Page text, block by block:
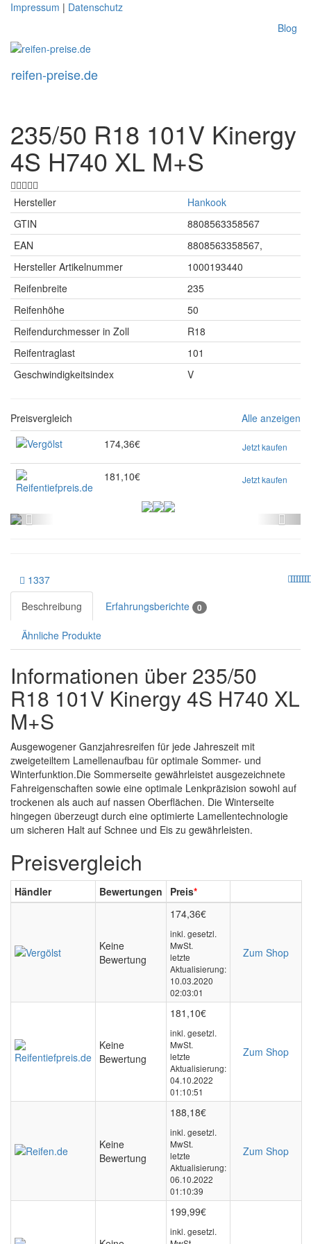
Skip
content
Impressum | Datenschutz
Blog
reifen-preise.de
235/50 R18 101V Kinergy
4S H740 XL M+S
Hersteller
Hankook
GTIN
8808563358567
EAN
8808563358567,
Hersteller Artikelnummer
1000193440
Reifenbreite
235
Reifenhöhe
50
Reifendurchmesser in Zoll
R18
Reifentraglast
101
Geschwindigkeitsindex
V
Alle anzeigen
Preisvergleich
174,36€
Jetzt kaufen
181,10€ Jetzt kaufen
1337
Beschreibung
Erfahrungsberichte 0
Ähnliche Produkte
Informationen über 235/50
R18 101V Kinergy 4S H740 XL
M+S
Ausgewogener Ganzjahresreifen für jede Jahreszeit mit
zweigeteiltem Lamellenaufbau für optimale Sommer- und
Winterfunktion.Die Sommerseite gewährleistet ausgezeichnete
Fahreigenschaften sowie eine optimale Lenkpräzision sowohl auf
trockenen als auch auf nassen Oberflächen. Die Winterseite
hingegen überzeugt durch eine optimierte Lamellentechnologie
um sicheren Halt auf Schnee und Eis zu gewährleisten.
Preisvergleich
Händler Bewertungen Preis*
Keine
Bewertung
174,36€
inkl. gesetzl.
MwSt.
letzte
Aktualisierung:
10.03.2020
02:03:01
Zum Shop
Keine
Bewertung
181,10€
inkl. gesetzl.
MwSt.
letzte
Aktualisierung:
04.10.2022
01:10:51
Zum Shop
Keine
Bewertung
188,18€
inkl. gesetzl.
MwSt.
letzte
Aktualisierung:
06.10.2022
01:10:39
Zum Shop
199,99€
inkl. gesetzl.